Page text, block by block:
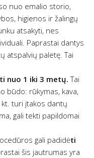
nuo emalio storio,
higienos ir žalingų
atsakyti, nes
Paprastai dantys
atspalvių paletę. Tai
nuo 1 iki 3 metų. Tai
būdo: rūkymas, kava,
turi įtakos dantų
gali tekti papildomai
gali padidėti
šis jautrumas yra